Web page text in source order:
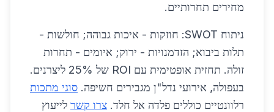
מחירים תחרותיים.
ניתוח SWOT: חוזקות - איכות גבוהה; חולשות -
תלות ביבוא; הזדמנויות - ירוק; איומים - תחרות
זולה. תחזית אופטימית עם ROI של 25% ליצרנים.
בעפולה, אירועי נדל"ן מגבירים חשיפה. סוגי מתכות
רלוונטיים כוללים פלדה אל חלד. צרו קשר לייעוץ